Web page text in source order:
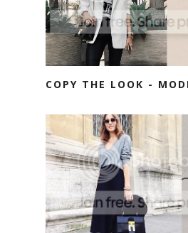
COPY THE LOOK -